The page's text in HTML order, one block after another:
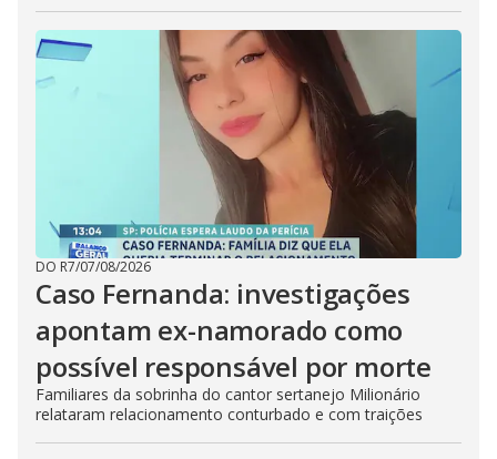
DO R7/07/08/2026
Caso Fernanda: investigações
apontam ex-namorado como
possível responsável por morte
Familiares da sobrinha do cantor sertanejo Milionário
relataram relacionamento conturbado e com traições